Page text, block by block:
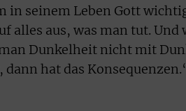
in seinem Leben Gott
alles aus, was man tut.
Dunkelheit nicht mit
dann hat das